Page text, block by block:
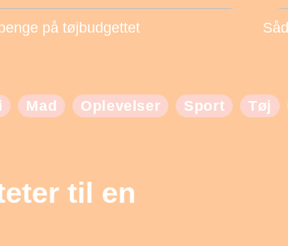
på tøjbudgettet
Mad Oplevelser Sport Tøj
til en